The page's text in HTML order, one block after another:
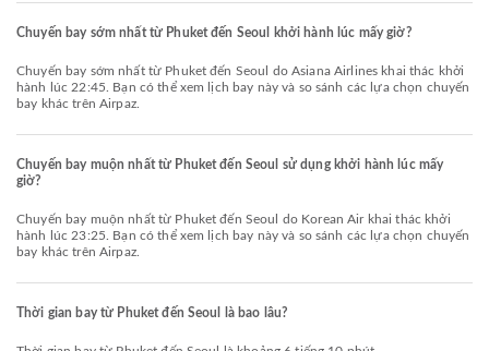
Chuyến bay sớm nhất từ Phuket đến Seoul khởi hành lúc mấy giờ?
Chuyến bay sớm nhất từ Phuket đến Seoul do Asiana Airlines khai thác khởi
hành lúc 22:45. Bạn có thể xem lịch bay này và so sánh các lựa chọn chuyến
bay khác trên Airpaz.
Chuyến bay muộn nhất từ Phuket đến Seoul sử dụng khởi hành lúc mấy
giờ?
Chuyến bay muộn nhất từ Phuket đến Seoul do Korean Air khai thác khởi
hành lúc 23:25. Bạn có thể xem lịch bay này và so sánh các lựa chọn chuyến
bay khác trên Airpaz.
Thời gian bay từ Phuket đến Seoul là bao lâu?